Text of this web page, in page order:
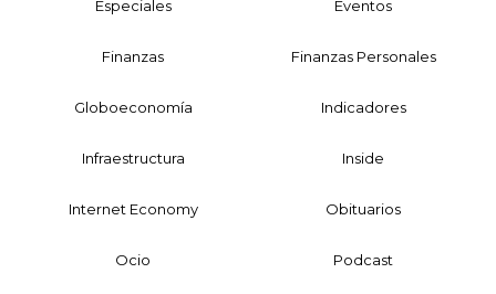
Especiales Eventos
Finanzas Finanzas Personales
Globoeconomía Indicadores
Infraestructura Inside
Internet Economy Obituarios
Ocio Podcast